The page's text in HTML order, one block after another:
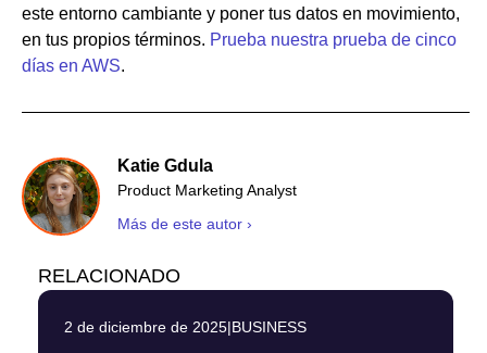
este entorno cambiante y poner tus datos en movimiento,
en tus propios términos. Prueba nuestra prueba de cinco
días en AWS.
Katie Gdula
Product Marketing Analyst
Más de este autor ›
RELACIONADO
2 de diciembre de 2025|BUSINESS